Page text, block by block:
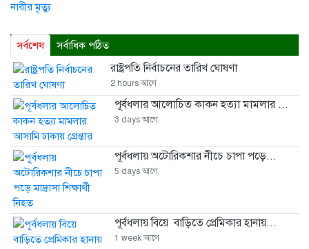
সর্বশেষ সর্বাধিক পঠিত
রাষ্ট্রপতি নির্বাচনের তারিখ ঘোষণা
2 hours আগে
পূর্বধলার আলোচিত কাকন হত্যা মামলার ...
3 days আগে
পূর্বধলায় অটোরিকশার নীচে চাপা পড়ে...
5 days আগে
পূর্বধলায় বিয়ে বাড়িতে প্রেমিকার হানায়...
1 week আগে